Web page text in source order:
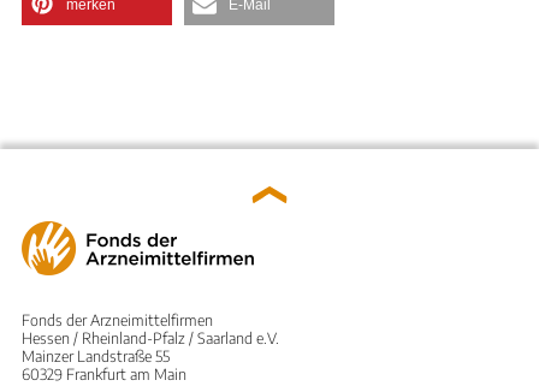
merken E-Mail
Fonds der Arzneimittelfirmen
Hessen / Rheinland-Pfalz / Saarland e.V.
Mainzer Landstraße 55
60329 Frankfurt am Main